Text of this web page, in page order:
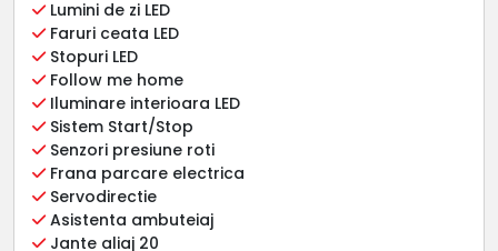
Lumini de zi LED
Faruri ceata LED
Stopuri LED
Follow me home
Iluminare interioara LED
Sistem Start/Stop
Senzori presiune roti
Frana parcare electrica
Servodirectie
Asistenta ambuteiaj
Jante aliaj 20